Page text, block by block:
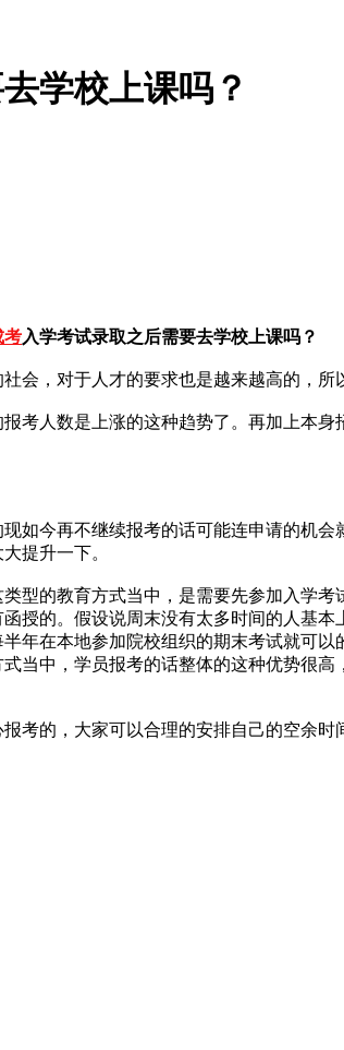
学校上课吗？
考入学考试录取之后需要去学校上课吗？
会，对于人才的要求也是越来越高的，
考人数是上涨的这种趋势了。再加上本
如今再不继续报考的话可能连申请的机
提升一下。
型的教育方式当中，是需要先参加入学
授的。假设说周末没有太多时间的人基
年在本地参加院校组织的期末考试就可
当中，学员报考的话整体的这种优势很
考的，大家可以合理的安排自己的空余时